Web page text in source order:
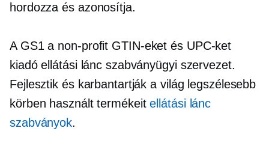
hordozza és azonosítja.
A GS1 a non-profit GTIN-eket és UPC-ket
kiadó ellátási lánc szabványügyi szervezet.
Fejlesztik és karbantartják a világ legszélesebb
körben használt termékeitellátási lánc
szabványok.